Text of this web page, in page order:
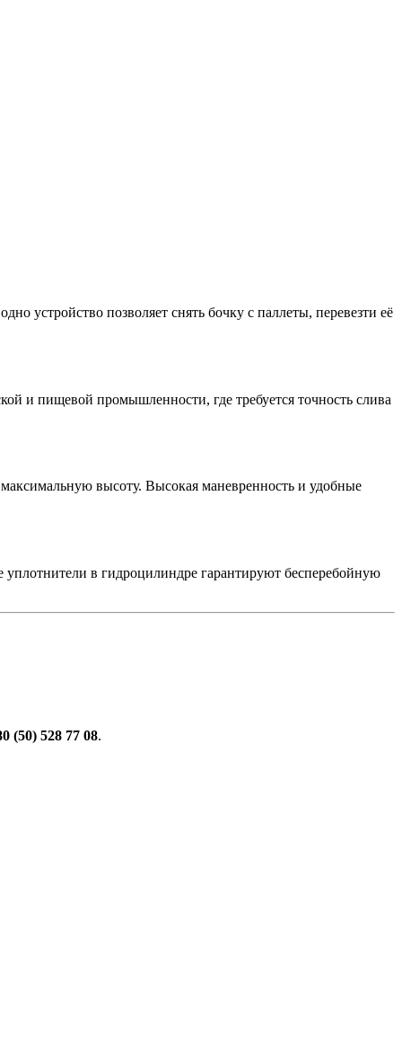
устройство позволяет снять бочку с паллеты, перевезти её
и пищевой промышленности, где требуется точность слива
высоту. Высокая маневренность и удобные
в гидроцилиндре гарантируют бесперебойную
(50) 528 77 08.